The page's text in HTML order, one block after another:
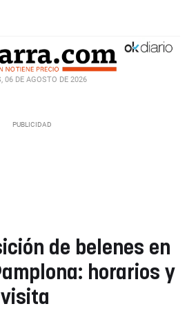
06 DE AGOSTO DE 2026
de belenes en
horarios y